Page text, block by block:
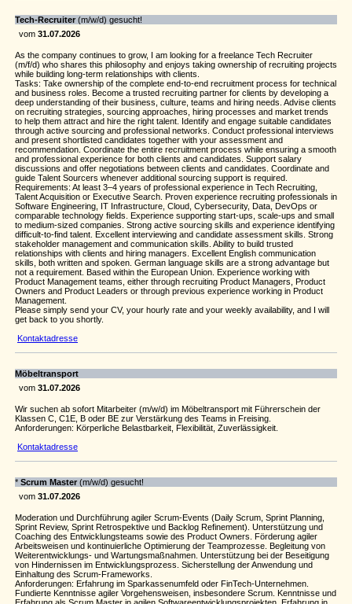
Tech-Recruiter (m/w/d) gesucht!
vom 31.07.2026
As the company continues to grow, I am looking for a freelance Tech Recruiter
(m/f/d) who shares this philosophy and enjoys taking ownership of recruiting projects
while building long-term relationships with clients.
Tasks: Take ownership of the complete end-to-end recruitment process for technical
and business roles. Become a trusted recruiting partner for clients by developing a
deep understanding of their business, culture, teams and hiring needs. Advise clients
on recruiting strategies, sourcing approaches, hiring processes and market trends
to help them attract and hire the right talent. Identify and engage suitable candidates
through active sourcing and professional networks. Conduct professional interviews
and present shortlisted candidates together with your assessment and
recommendation. Coordinate the entire recruitment process while ensuring a smooth
and professional experience for both clients and candidates. Support salary
discussions and offer negotiations between clients and candidates. Coordinate and
guide Talent Sourcers whenever additional sourcing support is required.
Requirements: At least 3–4 years of professional experience in Tech Recruiting,
Talent Acquisition or Executive Search. Proven experience recruiting professionals in
Software Engineering, IT Infrastructure, Cloud, Cybersecurity, Data, DevOps or
comparable technology fields. Experience supporting start-ups, scale-ups and small
to medium-sized companies. Strong active sourcing skills and experience identifying
difficult-to-find talent. Excellent interviewing and candidate assessment skills. Strong
stakeholder management and communication skills. Ability to build trusted
relationships with clients and hiring managers. Excellent English communication
skills, both written and spoken. German language skills are a strong advantage but
not a requirement. Based within the European Union. Experience working with
Product Management teams, either through recruiting Product Managers, Product
Owners and Product Leaders or through previous experience working in Product
Management.
Please simply send your CV, your hourly rate and your weekly availability, and I will
get back to you shortly.
Kontaktadresse
Möbeltransport
vom 31.07.2026
Wir suchen ab sofort Mitarbeiter (m/w/d) im Möbeltransport mit Führerschein der
Klassen C, C1E, B oder BE zur Verstärkung des Teams in Freising.
Anforderungen: Körperliche Belastbarkeit, Flexibilität, Zuverlässigkeit.
Kontaktadresse
* Scrum Master (m/w/d) gesucht!
vom 31.07.2026
Moderation und Durchführung agiler Scrum-Events (Daily Scrum, Sprint Planning,
Sprint Review, Sprint Retrospektive und Backlog Refinement). Unterstützung und
Coaching des Entwicklungsteams sowie des Product Owners. Förderung agiler
Arbeitsweisen und kontinuierliche Optimierung der Teamprozesse. Begleitung von
Weiterentwicklungs- und Wartungsmaßnahmen. Unterstützung bei der Beseitigung
von Hindernissen im Entwicklungsprozess. Sicherstellung der Anwendung und
Einhaltung des Scrum-Frameworks.
Anforderungen: Erfahrung im Sparkassenumfeld oder FinTech-Unternehmen.
Fundierte Kenntnisse agiler Vorgehensweisen, insbesondere Scrum. Kenntnisse und